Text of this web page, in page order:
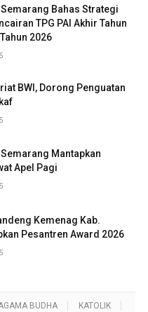
Bahas Strategi
TPG PAI Akhir Tahun
2026
BWI, Dorong Penguatan
Mantapkan
Apel Pagi
Kemenag Kab.
Pesantren Award 2026
BUDHA KATOLIK